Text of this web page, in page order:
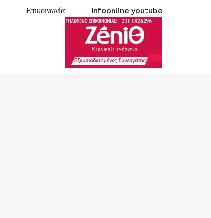
Επικοινωνία infoonline youtube